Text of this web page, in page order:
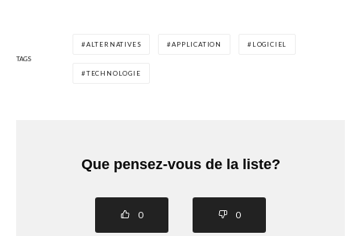
TAGS
ALTERNATIVES APPLICATION LOGICIEL
TECHNOLOGIE
Que pensez-vous de la liste?
0 0